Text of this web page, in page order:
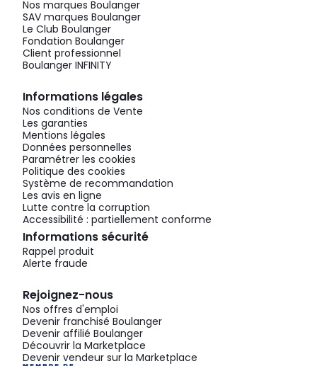
Nos marques Boulanger
SAV marques Boulanger
Le Club Boulanger
Fondation Boulanger
Client professionnel
Boulanger INFINITY
Informations légales
Nos conditions de Vente
Les garanties
Mentions légales
Données personnelles
Paramétrer les cookies
Politique des cookies
Système de recommandation
Les avis en ligne
Lutte contre la corruption
Accessibilité : partiellement conforme
Informations sécurité
Rappel produit
Alerte fraude
Rejoignez-nous
Nos offres d'emploi
Devenir franchisé Boulanger
Devenir affilié Boulanger
Découvrir la Marketplace
Devenir vendeur sur la Marketplace